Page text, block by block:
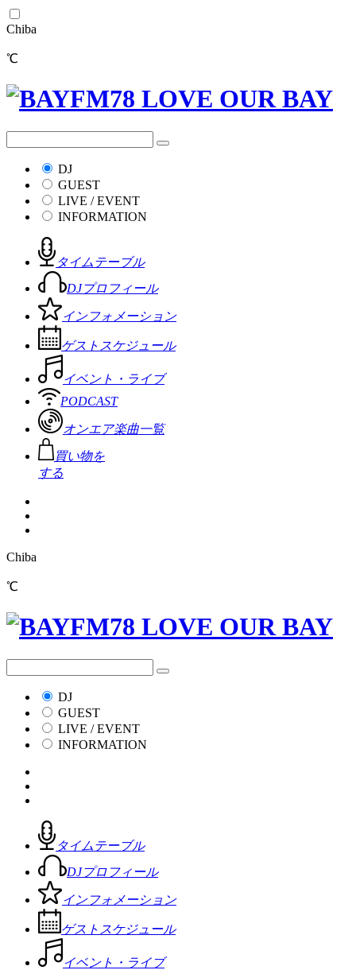
Chiba
℃
DJ
GUEST
LIVE / EVENT
INFORMATION
タイムテーブル
DJプロフィール
インフォメーション
ゲストスケジュール
イベント・ライブ
PODCAST
オンエア楽曲一覧
買い物を
する
Chiba
℃
DJ
GUEST
LIVE / EVENT
INFORMATION
タイムテーブル
DJプロフィール
インフォメーション
ゲストスケジュール
イベント・ライブ